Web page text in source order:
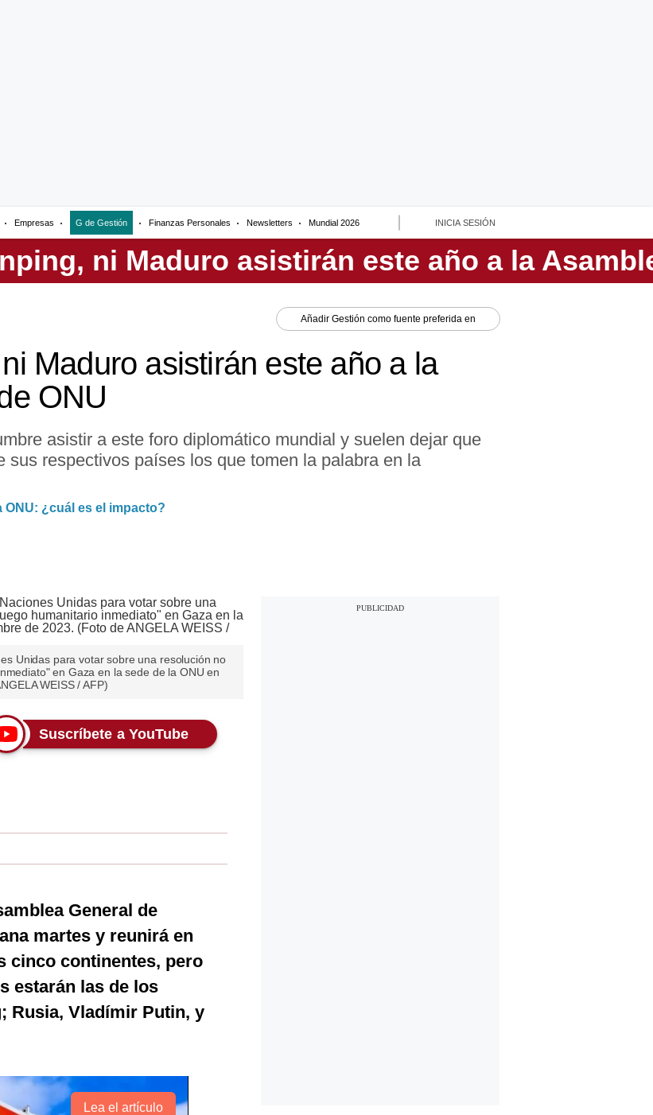
Empresas G de Gestión Finanzas Personales Newsletters Mundial 2026 INICIA SESIÓN
Añadir Gestión como fuente preferida en
Maduro asistirán este año a la
ONU
asistir a este foro diplomático mundial y suelen dejar que
sus respectivos países los que tomen la palabra en la
ONU: ¿cuál es el impacto?
Unidas para votar sobre una resolución no
en Gaza en la sede de la ONU en
WEISS / AFP)
Suscríbete a YouTube
General de
martes y reunirá en
cinco continentes, pero
estarán las de los
Rusia, Vladímir Putin, y
Lea el artículo